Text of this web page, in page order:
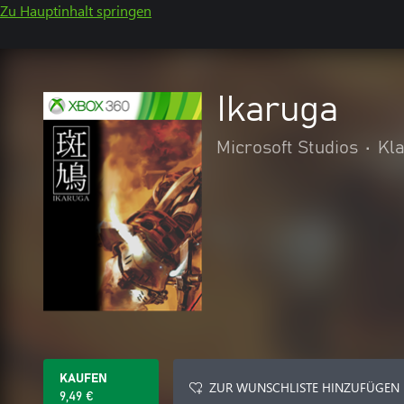
Zu Hauptinhalt springen
Ikaruga
Microsoft Studios •
KAUFEN
9,49 €
ZUR WUNSCHLISTE HINZUFÜGEN